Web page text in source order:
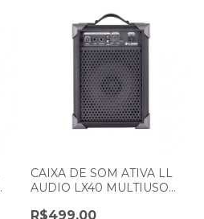
CAIXA DE SOM ATIVA LL
AUDIO LX40 MULTIUSO
R$499,00